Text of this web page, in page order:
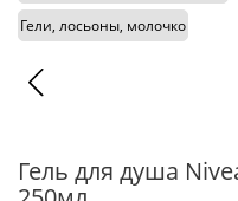
Гели, лосьоны, молочко
Гель для душа